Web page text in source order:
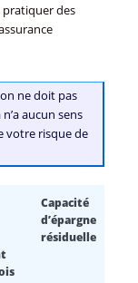
pratiquer des
ne doit pas
aucun sens
votre risque de
Capacité
d’épargne
résiduelle